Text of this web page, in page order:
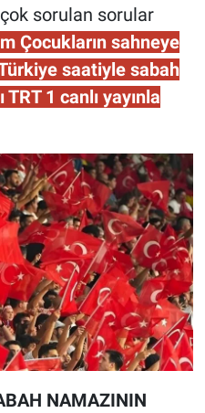
sorulan sorular
Çocukların sahneye
saatiyle sabah
1 canlı yayınla
NAMAZININ